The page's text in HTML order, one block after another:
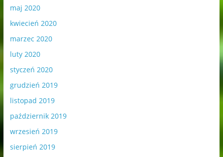
maj 2020
kwiecień 2020
marzec 2020
luty 2020
styczeń 2020
grudzień 2019
listopad 2019
październik 2019
wrzesień 2019
sierpień 2019